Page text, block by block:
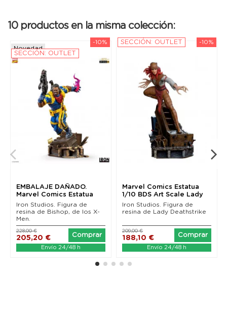
10 productos en la misma colección:
-10%
Novedad
SECCIÓN: OUTLET
EMBALAJE DAÑADO.
Marvel Comics Estatua
1/10 BDS Art Scale...
Iron Studios. Figura de
resina de Bishop, de los X-
Men.
205,20 €
228,00 €
Comprar
Envío 24/48 h
-10%
SECCIÓN: OUTLET
Marvel Comics Estatua
1/10 BDS Art Scale Lady
Deathstrike...
Iron Studios. Figura de
resina de Lady Deathstrike
188,10 €
209,00 €
Comprar
Envío 24/48 h